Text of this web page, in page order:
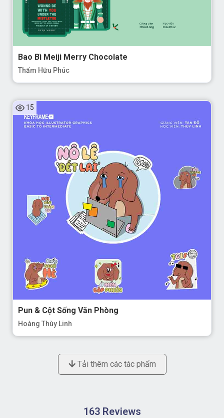
Bao Bì Meiji Merry Chocolate
Thẩm Hữu Phúc
15
Pun & Cột Sống Văn Phòng
Hoàng Thùy Linh
Tải thêm các tác phẩm
163 Reviews